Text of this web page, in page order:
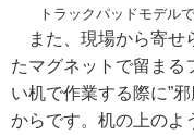
トラックパッドモデル
また、現場から寄せ
たマグネットで留まる
い机で作業する際に”
からです。机の上のよ